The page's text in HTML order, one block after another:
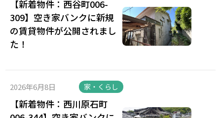
【新着物件：西谷町006-
309】空き家バンクに新規
の賃貸物件が公開されまし
た！
2026年6月8日 家・くらし
【新着物件：西川原石町